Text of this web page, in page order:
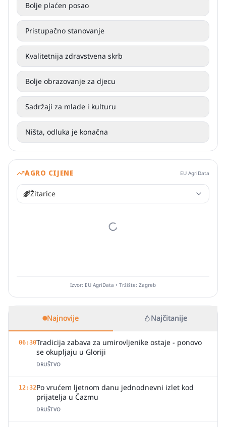
Bolje plaćen posao
Pristupačno stanovanje
Kvalitetnija zdravstvena skrb
Bolje obrazovanje za djecu
Sadržaji za mlade i kulturu
Ništa, odluka je konačna
AGRO CIJENE EU AgriData
Žitarice
Izvor: EU AgriData • Tržište: Zagreb
Najnovije Najčitanije
06:30Tradicija zabava za umirovljenike ostaje - ponovo
se okupljaju u Gloriji
DRUŠTVO
12:32Po vrućem ljetnom danu jednodnevni izlet kod
prijatelja u Čazmu
DRUŠTVO